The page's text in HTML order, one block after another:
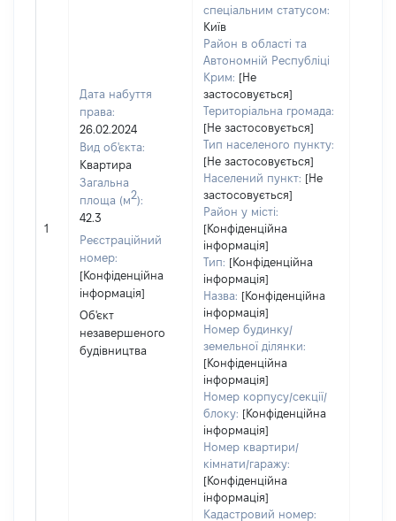
1
Дата набуття
права:
26.02.2024
Вид об'єкта:
Квартира
Загальна
площа (м2):
42.3
Реєстраційний
номер:
[Конфіденційна
інформація]
Об'єкт
незавершеного
будівництва
спеціальним статусом:
Київ
Район в області та
Автономній Республіці
Крим: [Не
застосовується]
Територіальна громада:
[Не застосовується]
Тип населеного пункту:
[Не застосовується]
Населений пункт: [Не
застосовується]
Район у місті:
[Конфіденційна
інформація]
Тип: [Конфіденційна
інформація]
Назва: [Конфіденційна
інформація]
Номер будинку/
земельної ділянки:
[Конфіденційна
інформація]
Номер корпусу/секції/
блоку: [Конфіденційна
інформація]
Номер квартири/
кімнати/гаражу:
[Конфіденційна
інформація]
Кадастровий номер: